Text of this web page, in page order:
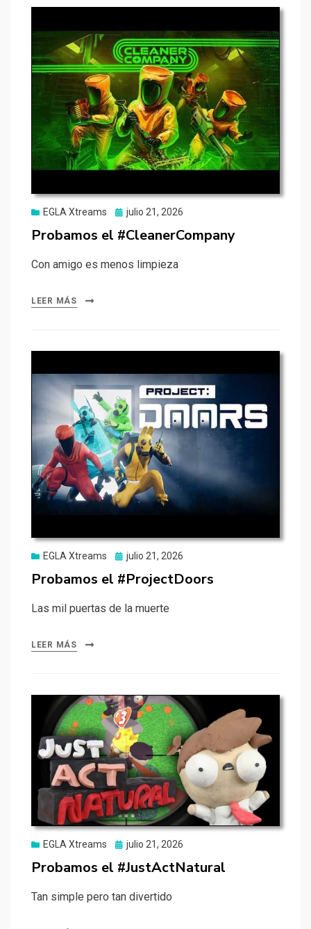
EGLA Xtreams
Publicado
julio 21, 2026
Probamos el #CleanerCompany
Con amigo es menos limpieza
LEER MÁS
EGLA Xtreams
Publicado
julio 21, 2026
Probamos el #ProjectDoors
Las mil puertas de la muerte
LEER MÁS
EGLA Xtreams
Publicado
julio 21, 2026
Probamos el #JustActNatural
Tan simple pero tan divertido